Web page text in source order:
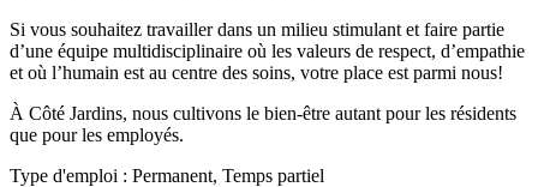
Si vous souhaitez travailler dans un milieu stimulant et faire partie
d’une équipe multidisciplinaire où les valeurs de respect, d’empathie
et où l’humain est au centre des soins, votre place est parmi nous!
À Côté Jardins, nous cultivons le bien-être autant pour les résidents
que pour les employés.
Type d'emploi : Permanent, Temps partiel